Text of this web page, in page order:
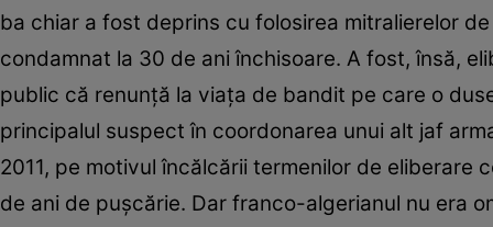
ba chiar a fost deprins cu folosirea mitralierelor
condamnat la 30 de ani închisoare. A fost, însă,
public că renunță la viața de bandit pe care o
principalul suspect în coordonarea unui alt jaf
2011, pe motivul încălcării termenilor de
de ani de pușcărie. Dar franco-algerianul nu era